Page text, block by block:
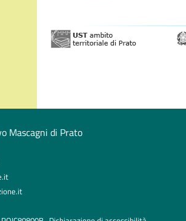
Mascagni di Prato